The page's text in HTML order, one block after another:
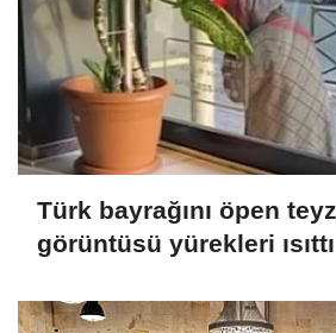
Türk bayrağını öpen
görüntüsü yürekleri ısıttı